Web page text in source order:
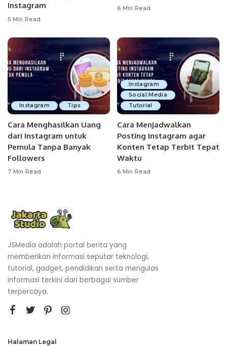
Instagram
5 Min Read
6 Min Read
Instagram Tips
Cara Menghasilkan Uang
dari Instagram untuk
Pemula Tanpa Banyak
Followers
7 Min Read
Instagram
Social Media
Tutorial
Cara Menjadwalkan
Posting Instagram agar
Konten Tetap Terbit Tepat
Waktu
6 Min Read
JSMedia adalah portal berita yang
memberikan informasi seputar teknologi,
tutorial, gadget, pendidikan serta mengulas
informasi terkini dari berbagai sumber
terpercaya.
Halaman Legal